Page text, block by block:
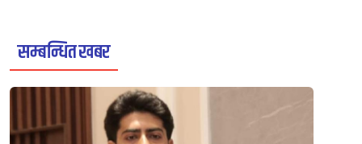
सम्बन्धित खबर